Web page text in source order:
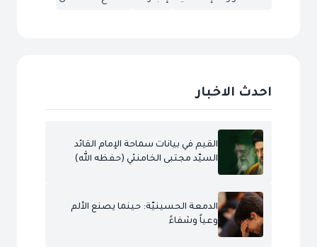
احدث الاخبار
القيم في بيانات سماحة الإمام القائد
السيّد مجتبى الخامنئي (حفظه الله)
الدمعة الحسينيّة: حينما يصنع الألم
وعياً وشفاءً